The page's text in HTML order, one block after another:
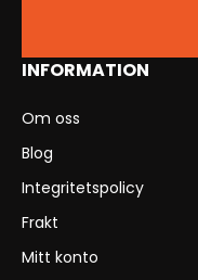
INFORMATION
Om oss
Blog
Integritetspolicy
Frakt
Mitt konto